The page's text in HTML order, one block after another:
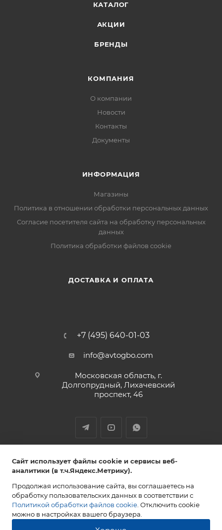
КАТАЛОГ
АКЦИИ
БРЕНДЫ
КОМПАНИЯ
О компании
Новости
Контакты
Документы
ИНФОРМАЦИЯ
Магазины
Политика в отношении обработки персональных данных
Согласие посетителя сайта на обработку персональных
данных
Политика обработки файлов cookie
ДОСТАВКА И ОПЛАТА
+7 (495) 640-01-03
info@avtogbo.com
Московская область, г.
Долгопрудный, Лихачевский
проспект, 46
ИНН 027809108765 ОГРН 320028000053851
2013-2026 AVTOGBO.COM. Все права защищены
Сайт использует файлы cookie и сервисы веб-
аналитики (в т.ч.Яндекс.Метрику).
Продолжая использование сайта, вы соглашаетесь на
обработку пользовательских данных в соответствии с
Политикой обработки файлов cookie . Отключить cookie
можно в настройках вашего браузера.